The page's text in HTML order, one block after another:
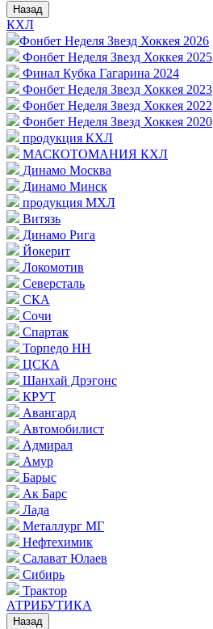
Назад
КХЛ
Фонбет Неделя Звезд Хоккея 2026
Фонбет Неделя Звезд Хоккея 2025
Финал Кубка Гагарина 2024
Фонбет Неделя Звезд Хоккея 2023
Фонбет Неделя Звезд Хоккея 2022
Фонбет Неделя Звезд Хоккея 2020
продукция КХЛ
МАСКОТОМАНИЯ КХЛ
Динамо Москва
Динамо Минск
продукция МХЛ
Витязь
Динамо Рига
Йокерит
Локомотив
Северсталь
СКА
Сочи
Спартак
Торпедо НН
ЦСКА
Шанхай Дрэгонс
КРУТ
Авангард
Автомобилист
Адмирал
Амур
Барыс
Ак Барс
Лада
Металлург МГ
Нефтехимик
Салават Юлаев
Сибирь
Трактор
АТРИБУТИКА
Назад